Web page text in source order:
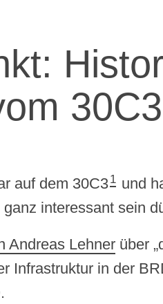
30C3
auf dem 30C31 und
interessant sein
Andreas Lehnerüber
Infrastruktur in der